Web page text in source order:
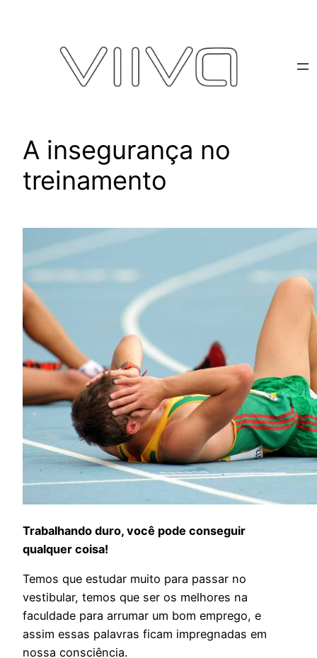
A insegurança no
treinamento
Trabalhando duro, você pode conseguir
qualquer coisa!
Temos que estudar muito para passar no
vestibular, temos que ser os melhores na
faculdade para arrumar um bom emprego, e
assim essas palavras ficam impregnadas em
nossa consciência.